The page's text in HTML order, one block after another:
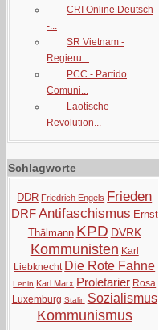
CRI Online Deutsch
-...
SR Vietnam -
Regieru...
PCC - Partido
Comuni...
Laotische
Revolution...
Schlagworte
DDR Friedrich Engels Frieden
DRFAntifaschismus Ernst
Thälmann KPD DVRK
Kommunisten Karl
Liebknecht Die Rote Fahne
Lenin Karl Marx Proletarier Rosa
Luxemburg Stalin Sozialismus
Kommunismus